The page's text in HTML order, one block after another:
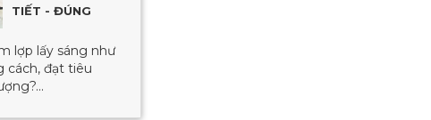
TIẾT - ĐÚNG
lợp lấy sáng như
cách, đạt tiêu